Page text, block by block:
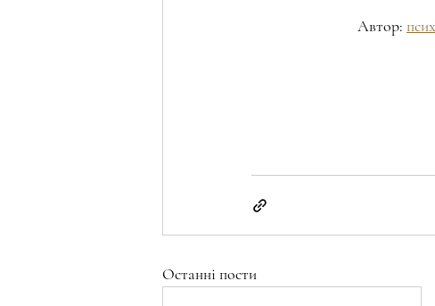
Автор:
Останні пости